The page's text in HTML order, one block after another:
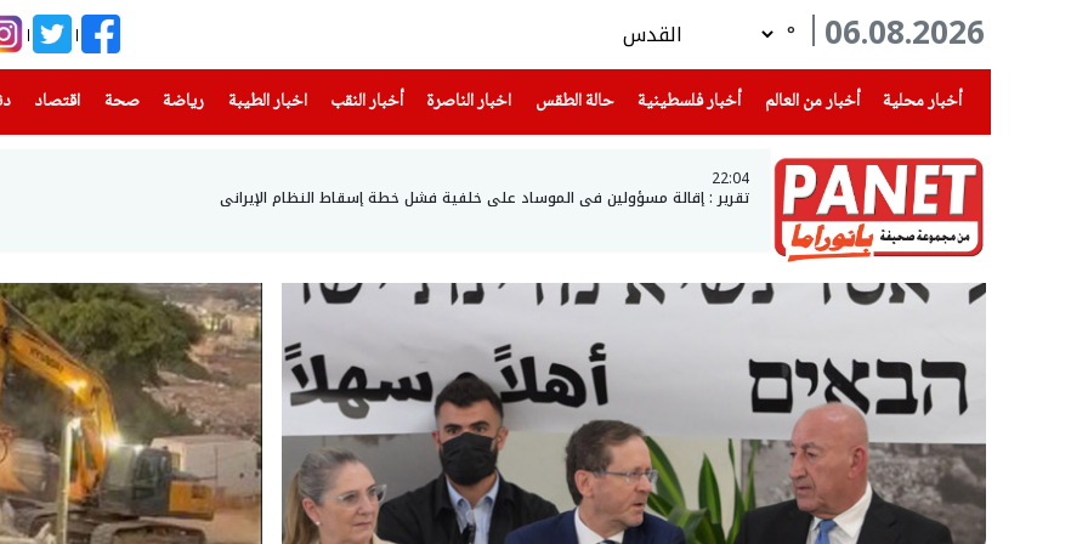
06.08.2026
°
أخبار محلية
(current) أخبار من العالم أخبار فلسطينية(current) حالة الطقس اخبار الناصرة
(current) أخبار النقب
(current) اخبار الطيبة
(current) رياضة(current) صحة
(current) اقتصاد
(current)
22:04
تقرير : إقالة مسؤولين في الموساد على خلفية فشل خطة إسقاط النظام الإيراني